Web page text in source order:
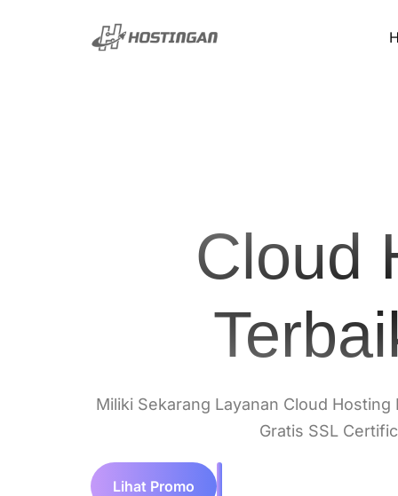
Cloud
Miliki Sekarang Layanan Cloud
Gratis SSL
Lihat Promo